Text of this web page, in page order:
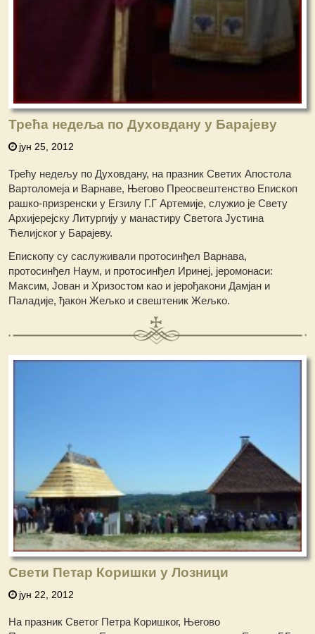
Трећа недеља по Духовдану у Барајеву
јун 25, 2012
Трећу недељу по Духовдану, на празник Светих Апостола
Вартоломеја и Варнаве, Његово Преосвештенство Епископ
рашко-призренски у Егзилу Г.Г Артемије, служио је Свету
Архијерејску Литургију у манастиру Светога Јустина
Ћелијског у Барајеву.
Епископу су саслуживали протосинђел Варнава,
протосинђел Наум, и протосинђел Иринеј, јеромонаси:
Максим, Јован и Хризостом као и јерођакони Дамјан и
Паладије, ђакон Жељко и свештеник Жељко.
Свети Петар Коришки у Лозници
јун 22, 2012
На празник Светог Петра Коришког, Његово